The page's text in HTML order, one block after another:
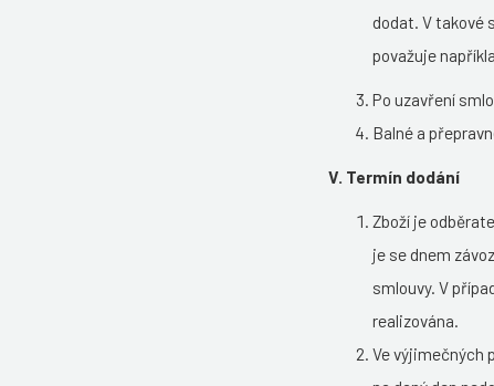
dodat. V takové
považuje
Po uzavření
Balné a
V. Termín dodání
Zboží je
je se dnem
smlouvy. V
realizována.
Ve výjimečných